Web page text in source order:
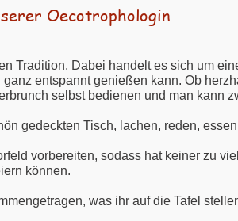
Oecotrophologin
Tradition. Dabei handelt es sich um
entspannt genießen kann. Ob
selbst bedienen und man kann
gedeckten Tisch, lachen, reden,
vorbereiten, sodass hat keiner zu
können.
was ihr auf die Tafel